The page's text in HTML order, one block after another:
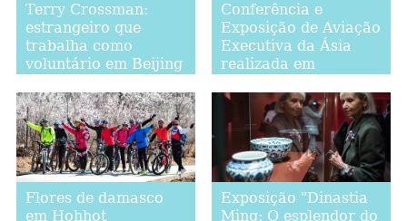
Terry Crossman:
estrangeiro que
trabalha como
voluntário em Beijing
Conferência e
Exposição de Aviação
Executiva da Ásia
realizada em
Flores de damasco
em Hohhot
Exposição "Dinastia
Ming: O esplendor do